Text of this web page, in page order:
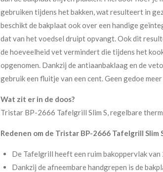
gebruiken tijdens het bakken, wat resulteert in
beschikt de bakplaat ook over een handige
dat van het voedsel druipt opvangt. Ook dit
de hoeveelheid vet vermindert die tijdens het
opgenomen. Dankzij de antiaanbaklaag en de
gebruik een fluitje van een cent. Geen gedoe
Wat zit er in de doos?
Tristar BP-2666 Tafelgrill Slim S, regelbare
Redenen om de Tristar BP-2666 Tafelgrill Slim
De Tafelgrill heeft een ruim bakoppervlak van
Dankzij de afneembare handgrepen is de